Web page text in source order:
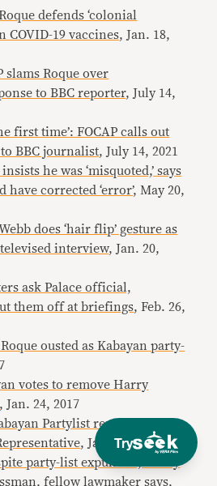
Try
defends ‘colonial
COVID-19 vaccines, Jan. 18,
slams Roque over
to BBC reporter, July 14,
first time’: FOCAP calls out
BBC journalist, July 14, 2021
he was ‘misquoted,’ says
corrected ‘error’, May 20,
does ‘hair flip’ gesture as
interview, Jan. 20,
ask Palace official,
them off at briefings, Feb. 26,
ousted as Kabayan party-
votes to remove Harry
, Jan. 24, 2017
Partylist removes Harry
, Jan. 24, 2017
party-list expulsion, Harry
fellow lawmaker says,